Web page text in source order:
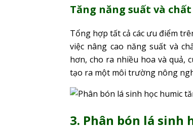
Tăng năng suất và
Tổng hợp tất cả các ưu điểm
việc nâng cao năng suất và
hơn, cho ra nhiều hoa và quả,
tạo ra một môi trường nông
3. Phân bón lá sinh